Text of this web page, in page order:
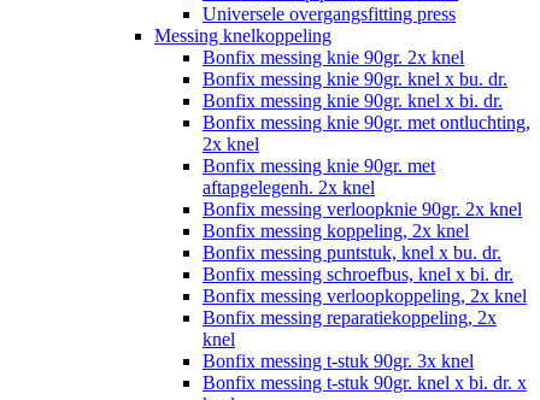
Universele overgangsfitting press
Messing knelkoppeling
Bonfix messing knie 90gr. 2x knel
Bonfix messing knie 90gr. knel x bu. dr.
Bonfix messing knie 90gr. knel x bi. dr.
Bonfix messing knie 90gr. met ontluchting,
2x knel
Bonfix messing knie 90gr. met
aftapgelegenh. 2x knel
Bonfix messing verloopknie 90gr. 2x knel
Bonfix messing koppeling, 2x knel
Bonfix messing puntstuk, knel x bu. dr.
Bonfix messing schroefbus, knel x bi. dr.
Bonfix messing verloopkoppeling, 2x knel
Bonfix messing reparatiekoppeling, 2x
knel
Bonfix messing t-stuk 90gr. 3x knel
Bonfix messing t-stuk 90gr. knel x bi. dr. x